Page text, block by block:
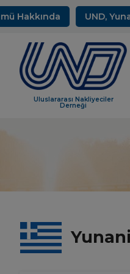
UND, Yunanistan
Uluslararası Nakliyeciler
Derneği